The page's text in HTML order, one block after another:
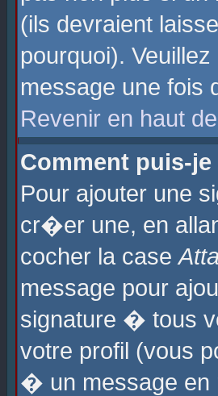
(ils devraient
pourquoi).
message une fois
Revenir en haut
Comment puis-
Pour ajouter une
cr�er une, en
cocher la case
message pour
signature � tous
votre profil (vous
� un message en